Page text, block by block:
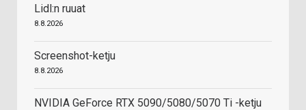
Lidl:n ruuat
8.8.2026
Screenshot-ketju
8.8.2026
NVIDIA GeForce RTX 5090/5080/5070 Ti -ketju